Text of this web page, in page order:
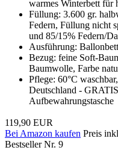
warmes Winterbett für
Füllung: 3.600 gr.
Federn, Füllung nicht
und 85/15% Federn/
Ausführung:
Bezug: feine Soft-
Baumwolle, Farbe
Pflege: 60°C
Deutschland -
Aufbewahrungstasche
119,90 EUR
Bei Amazon kaufen Preis
Bestseller Nr. 9